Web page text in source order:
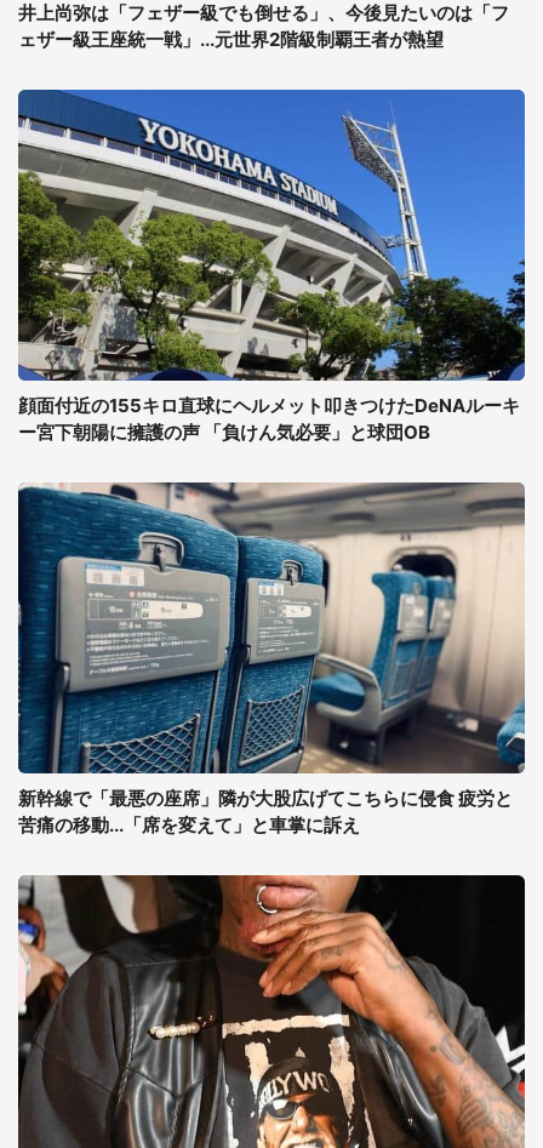
井上尚弥は「フェザー級でも倒せる」、今後見たいのは「フ
ェザー級王座統一戦」...元世界2階級制覇王者が熱望
顔面付近の155キロ直球にヘルメット叩きつけたDeNAルーキ
ー宮下朝陽に擁護の声 「負けん気必要」と球団OB
新幹線で「最悪の座席」隣が大股広げてこちらに侵食 疲労と
苦痛の移動...「席を変えて」と車掌に訴え